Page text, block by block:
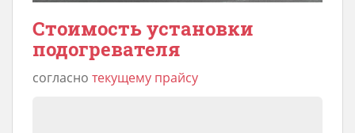
Стоимость установки
подогревателя
согласно текущему прайсу